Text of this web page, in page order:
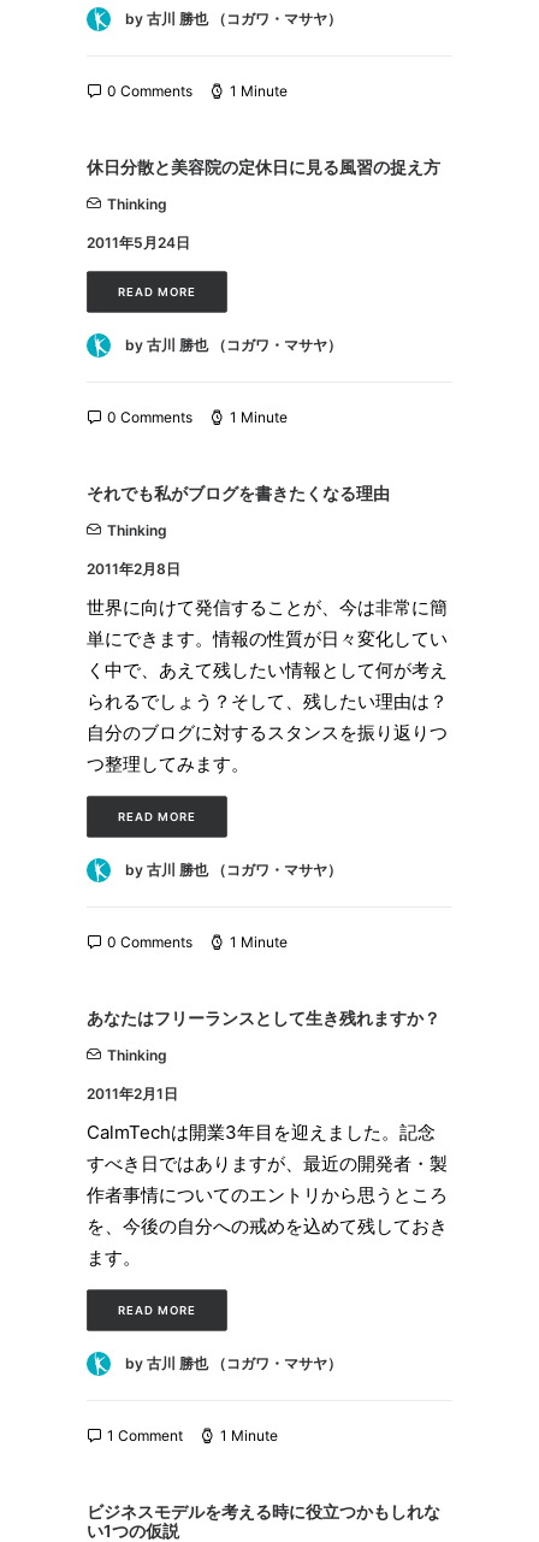
by 古川 勝也 （コガワ・マサヤ）
0 Comments 1 Minute
休日分散と美容院の定休日に見る風習の捉え方
Thinking
2011年5月24日
READ MORE
by 古川 勝也 （コガワ・マサヤ）
0 Comments 1 Minute
それでも私がブログを書きたくなる理由
Thinking
2011年2月8日
世界に向けて発信することが、今は非常に簡
単にできます。情報の性質が日々変化してい
く中で、あえて残したい情報として何が考え
られるでしょう？そして、残したい理由は？
自分のブログに対するスタンスを振り返りつ
つ整理してみます。
READ MORE
by 古川 勝也 （コガワ・マサヤ）
0 Comments 1 Minute
あなたはフリーランスとして生き残れますか？
Thinking
2011年2月1日
CalmTechは開業3年目を迎えました。記念
すべき日ではありますが、最近の開発者・製
作者事情についてのエントリから思うところ
を、今後の自分への戒めを込めて残しておき
ます。
READ MORE
by 古川 勝也 （コガワ・マサヤ）
1 Comment 1 Minute
ビジネスモデルを考える時に役立つかもしれな
い1つの仮説